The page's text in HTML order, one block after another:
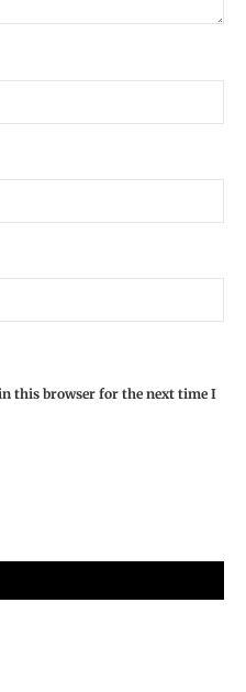
this browser for the next time I